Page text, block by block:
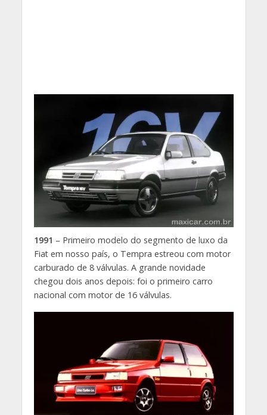
1991 – Primeiro modelo do segmento de luxo da
Fiat em nosso país, o Tempra estreou com motor
carburado de 8 válvulas. A grande novidade
chegou dois anos depois: foi o primeiro carro
nacional com motor de 16 válvulas.